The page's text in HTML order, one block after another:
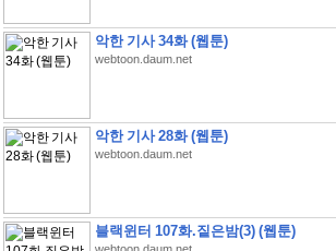
악한 기사 34화 (웹툰)
webtoon.daum.net
악한 기사 28화 (웹툰)
webtoon.daum.net
블랙윈터 107화.짙은밤(3) (웹툰)